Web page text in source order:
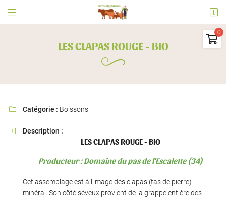
 
06 73 09 31 63

Il n'y a aucun produit dans votre panier
l'adresse email indiqué ci-dessus. Vous pouvez vous désinscrire à tout moment en
utilisant le formulaire de désinscription
LES CLAPAS ROUGE - BIO
 Catégorie : Boissons
 Description :
LES CLAPAS ROUGE - BIO
Producteur : Domaine du pas de l'Escalette (34)
Cet assemblage est à l’image des clapas (tas de pierre) :
minéral. Son côté sèveux provient de la grappe entière des